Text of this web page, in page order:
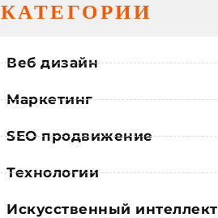
КАТЕГОРИИ
Веб дизайн
Маркетинг
SEO продвижение
Технологии
Искусственный интеллект